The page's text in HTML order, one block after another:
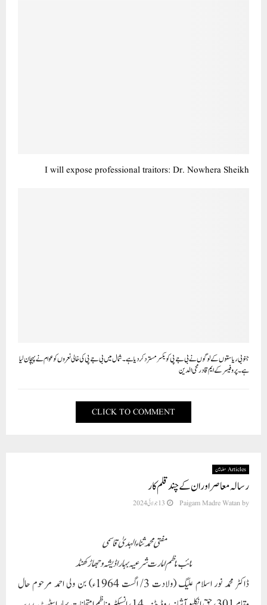
I will expose professional traitors: Dr. Nowhera Sheikh
جنوبی ریاستوں کے لوگوں نے بی جے پی کو یکسر مسترد کردیاہے۔شمال میں بی جے پی کی خالی نعروں کو عوام نے پہچان لیا
ہے۔ پروفیسر کے ایم قادرمحی الدین
CLICK TO COMMENT
Articles مضامین
رسالہ معاصر اور ان کے چند قلم کار
by
Paigam Madre Watan 13 جولائی 2024
مفتی محمد ثناء الہدیٰ قاسمی
نائب ناظم امارت شرعیہ بہار اڈیشہ و جھاڑکھنڈ
ڈاکٹر محمد نور اسلام علیگ (ولادت 3/ اگست 1964ء) بن ولی احمد مرحوم حال